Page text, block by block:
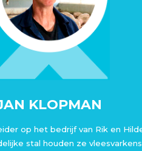
KLOPMAN
op het bedrijf van Rik en
stal houden ze